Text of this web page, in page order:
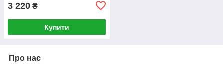
3 220 ₴
Купити
Про нас